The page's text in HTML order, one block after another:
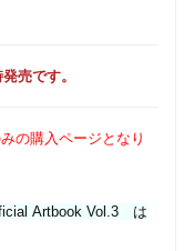
売です。
の購入ページとなり
Artbook Vol.3 は